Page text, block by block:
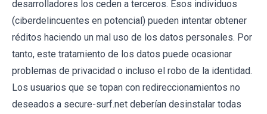
desarrolladores los ceden a terceros. Esos individuos
(ciberdelincuentes en potencial) pueden intentar obtener
réditos haciendo un mal uso de los datos personales. Por
tanto, este tratamiento de los datos puede ocasionar
problemas de privacidad o incluso el robo de la identidad.
Los usuarios que se topan con redireccionamientos no
deseados a secure-surf.net deberían desinstalar todas